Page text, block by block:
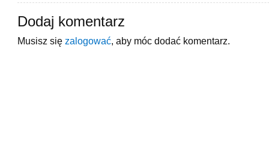
Dodaj komentarz
Musisz się zalogować , aby móc dodać komentarz.